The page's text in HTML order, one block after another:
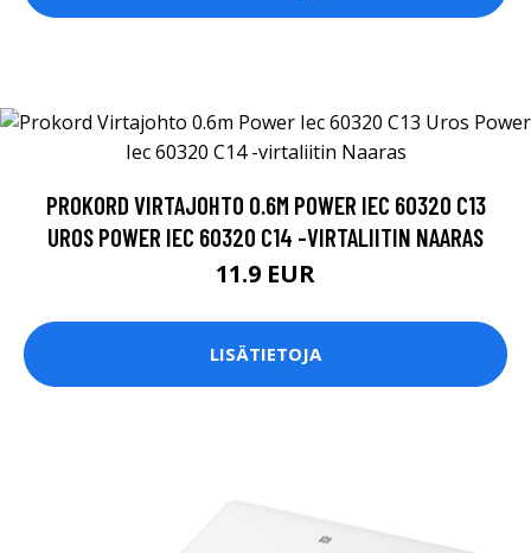
PROKORD VIRTAJOHTO 0.6M POWER IEC 60320 C13
UROS POWER IEC 60320 C14 -VIRTALIITIN NAARAS
11.9 EUR
LISÄTIETOJA